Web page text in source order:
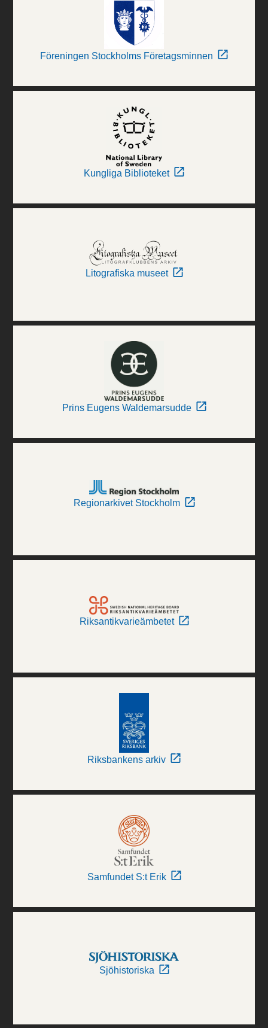
Föreningen Stockholms Företagsminnen
Kungliga Biblioteket
Litografiska museet
Prins Eugens Waldemarsudde
Regionarkivet Stockholm
Riksantikvarieämbetet
Riksbankens arkiv
Samfundet S:t Erik
Sjöhistoriska